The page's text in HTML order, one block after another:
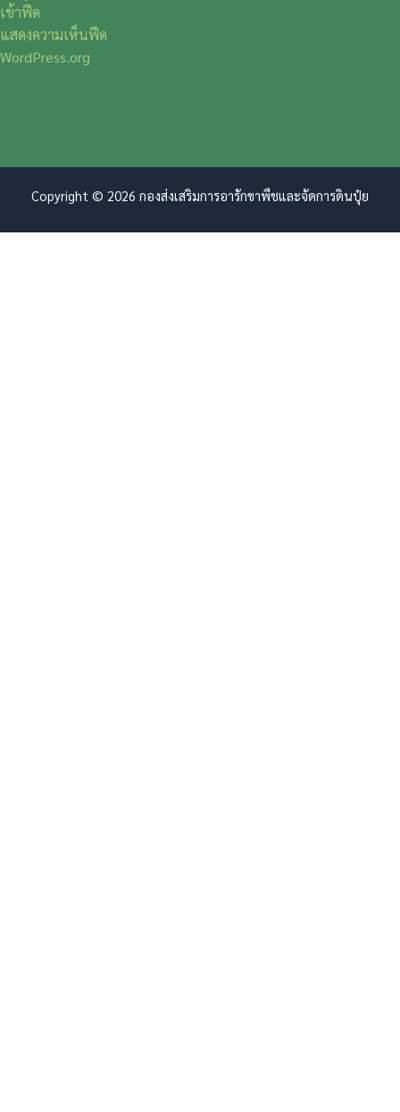
เข้าฟีด
แสดงความเห็นฟีด
WordPress.org
Copyright © 2026 กองส่งเสริมการอารักขาพืชและจัดการดินปุ๋ย